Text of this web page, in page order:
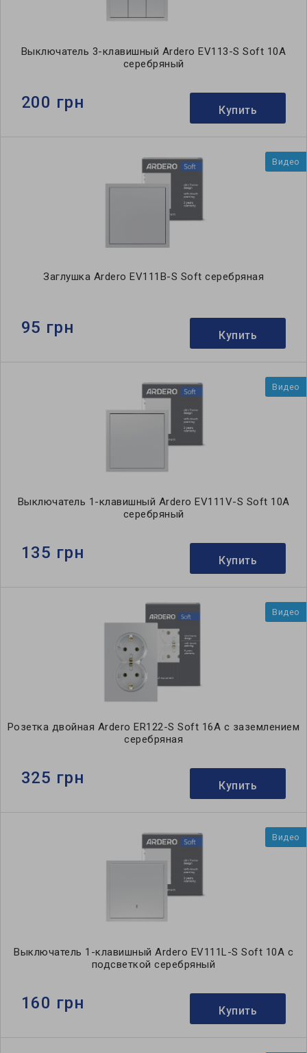
Выключатель 3-клавишный Ardero EV113-S Soft 10А
серебряный
200 грн Купить
Видео
Заглушка Ardero EV111B-S Soft серебряная
95 грн Купить
Видео
Выключатель 1-клавишный Ardero EV111V-S Soft 10А
серебряный
135 грн Купить
Видео
Розетка двойная Ardero ER122-S Soft 16А c заземлением
серебряная
325 грн Купить
Видео
Выключатель 1-клавишный Ardero EV111L-S Soft 10А с
подсветкой серебряный
160 грн Купить